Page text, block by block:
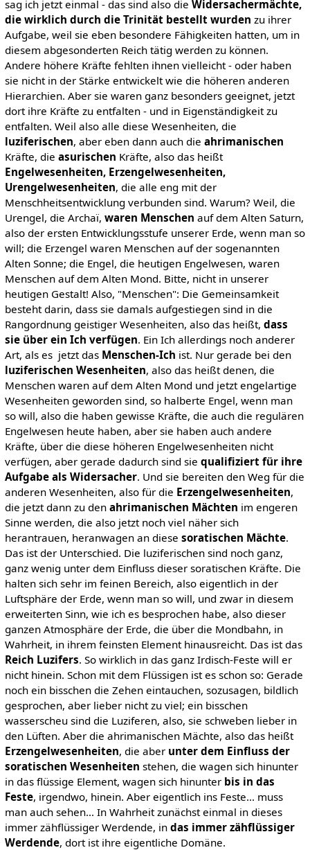
sag ich jetzt einmal - das sind also die Widersachermächte,
die wirklich durch die Trinität bestellt wurden zu ihrer
Aufgabe, weil sie eben besondere Fähigkeiten hatten, um in
diesem abgesonderten Reich tätig werden zu können.
Andere höhere Kräfte fehlten ihnen vielleicht - oder haben
sie nicht in der Stärke entwickelt wie die höheren anderen
Hierarchien. Aber sie waren ganz besonders geeignet, jetzt
dort ihre Kräfte zu entfalten - und in Eigenständigkeit zu
entfalten. Weil also alle diese Wesenheiten, die
luziferischen, aber eben dann auch die ahrimanischen
Kräfte, die asurischen Kräfte, also das heißt
Engelwesenheiten, Erzengelwesenheiten,
Urengelwesenheiten, die alle eng mit der
Menschheitsentwicklung verbunden sind. Warum? Weil, die
Urengel, die Archaï, waren Menschen auf dem Alten Saturn,
also der ersten Entwicklungsstufe unserer Erde, wenn man so
will; die Erzengel waren Menschen auf der sogenannten
Alten Sonne; die Engel, die heutigen Engelwesen, waren
Menschen auf dem Alten Mond. Bitte, nicht in unserer
heutigen Gestalt! Also, "Menschen": Die Gemeinsamkeit
besteht darin, dass sie damals aufgestiegen sind in die
Rangordnung geistiger Wesenheiten, also das heißt, dass
sie über ein Ich verfügen. Ein Ich allerdings noch anderer
Art, als es jetzt das Menschen-Ich ist. Nur gerade bei den
luziferischen Wesenheiten, also das heißt denen, die
Menschen waren auf dem Alten Mond und jetzt engelartige
Wesenheiten geworden sind, so halberte Engel, wenn man
so will, also die haben gewisse Kräfte, die auch die regulären
Engelwesen heute haben, aber sie haben auch andere
Kräfte, über die diese höheren Engelwesenheiten nicht
verfügen, aber gerade dadurch sind sie qualifiziert für ihre
Aufgabe als Widersacher. Und sie bereiten den Weg für die
anderen Wesenheiten, also für die Erzengelwesenheiten,
die jetzt dann zu den ahrimanischen Mächten im engeren
Sinne werden, die also jetzt noch viel näher sich
herantrauen, heranwagen an diese soratischen Mächte.
Das ist der Unterschied. Die luziferischen sind noch ganz,
ganz wenig unter dem Einfluss dieser soratischen Kräfte. Die
halten sich sehr im feinen Bereich, also eigentlich in der
Luftsphäre der Erde, wenn man so will, und zwar in diesem
erweiterten Sinn, wie ich es besprochen habe, also dieser
ganzen Atmosphäre der Erde, die über die Mondbahn, in
Wahrheit, in ihrem feinsten Element hinausreicht. Das ist das
Reich Luzifers. So wirklich in das ganz Irdisch-Feste will er
nicht hinein. Schon mit dem Flüssigen ist es schon so: Gerade
noch ein bisschen die Zehen eintauchen, sozusagen, bildlich
gesprochen, aber lieber nicht zu viel; ein bisschen
wasserscheu sind die Luziferen, also, sie schweben lieber in
den Lüften. Aber die ahrimanischen Mächte, also das heißt
Erzengelwesenheiten, die aber unter dem Einfluss der
soratischen Wesenheiten stehen, die wagen sich hinunter
in das flüssige Element, wagen sich hinunter bis in das
Feste, irgendwo, hinein. Aber eigentlich ins Feste… muss
man auch sehen… In Wahrheit zunächst einmal in dieses
immer zähflüssiger Werdende, in das immer zähflüssiger
Werdende, dort ist ihre eigentliche Domäne.